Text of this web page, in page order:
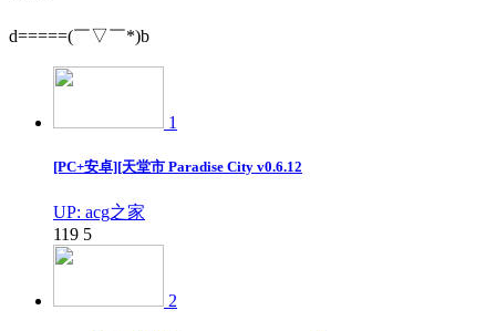
d=====(￣▽￣*)b
1
[PC+安卓][天堂市 Paradise City v0.6.12
UP: acg之家
119 5
2